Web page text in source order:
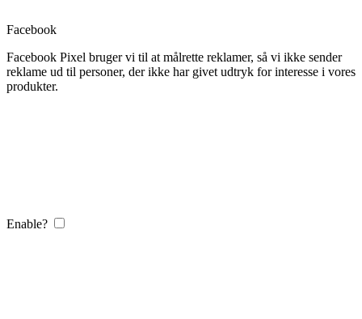
Facebook
Facebook Pixel bruger vi til at målrette reklamer, så vi ikke sender
reklame ud til personer, der ikke har givet udtryk for interesse i vores
produkter.
Enable?